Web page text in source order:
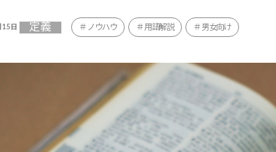
日 定義 ノウハウ 用語解説 男女向け